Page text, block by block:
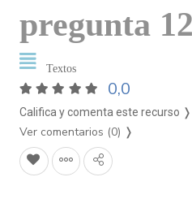
pregunta
Textos
0,0
Califica y comenta este recurso ❭
Ver comentarios (0) ❭